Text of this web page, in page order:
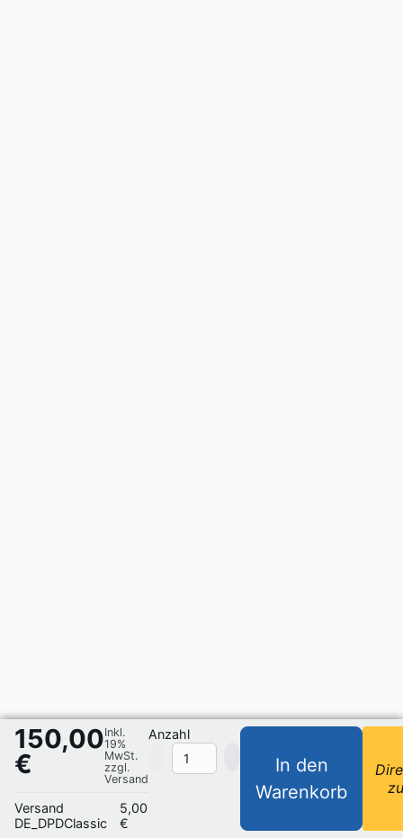
150,00
€
Inkl.
19%
MwSt.
zzgl.
Versand
Versand
DE_DPDClassic
5,00
€
Anzahl
In den
Warenkorb